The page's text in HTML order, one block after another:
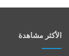
الأكثر مشاهدة